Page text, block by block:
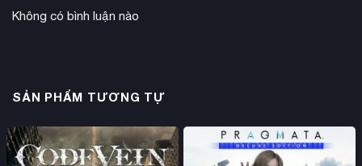
Bảo mật thông tin cá nhân tối đa
nhất hiện nay
Không có bình luận nào
SẢN PHẨM TƯƠNG TỰ